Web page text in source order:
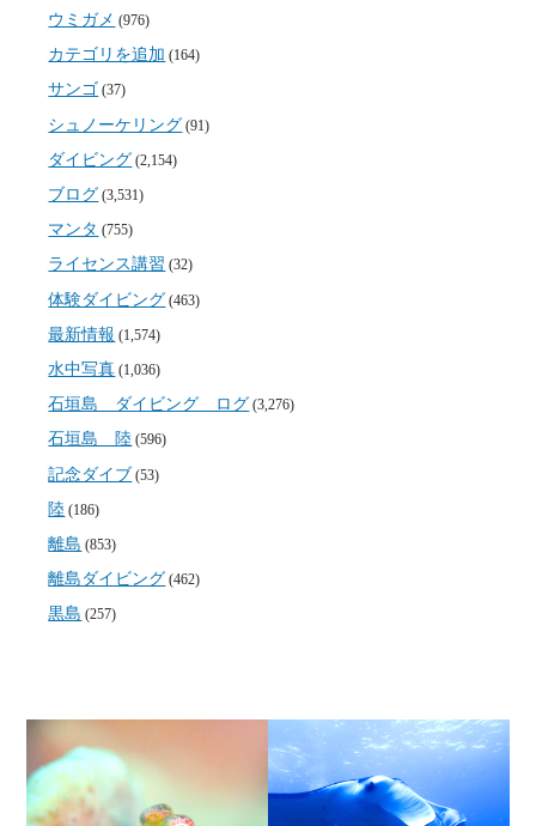
ウミガメ (976)
カテゴリを追加 (164)
サンゴ (37)
シュノーケリング (91)
ダイビング (2,154)
ブログ (3,531)
マンタ (755)
ライセンス講習 (32)
体験ダイビング (463)
最新情報 (1,574)
水中写真 (1,036)
石垣島 ダイビング ログ (3,276)
石垣島 陸 (596)
記念ダイブ (53)
陸 (186)
離島 (853)
離島ダイビング (462)
黒島 (257)